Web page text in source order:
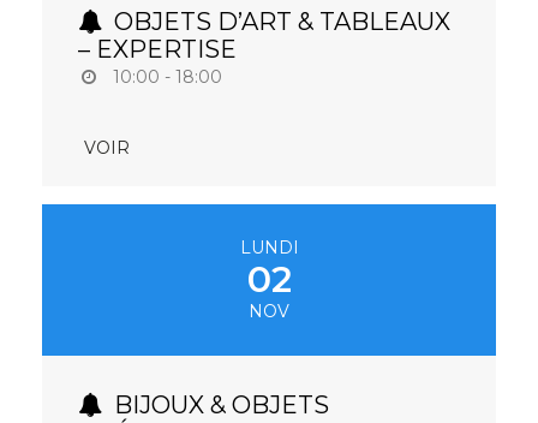
OBJETS D’ART & TABLEAUX
– EXPERTISE
10:00 - 18:00
VOIR
LUNDI
02
NOV
BIJOUX & OBJETS